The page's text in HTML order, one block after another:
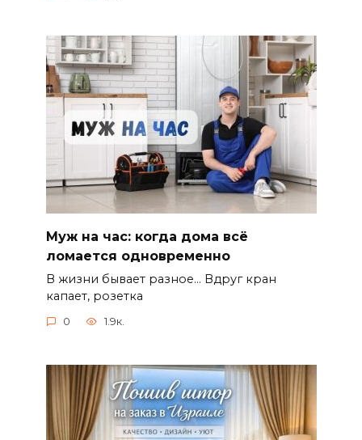
Муж на час: когда дома всё
ломается одновременно
В жизни бывает разное… Вдруг кран
капает, розетка
0 1.9к.